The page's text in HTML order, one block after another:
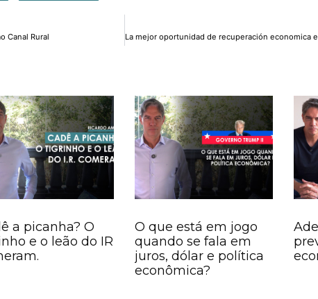
Canal Rural
a picanha? O
e o leão do IR
O que está em jogo
quando se fala em
juros, dólar e política
econômica?